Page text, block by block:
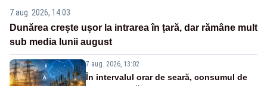
7 aug. 2026, 14:03
Dunărea crește ușor la intrarea în țară, dar rămâne mult
sub media lunii august
7 aug. 2026, 13:02
În intervalul orar de seară, consumul de